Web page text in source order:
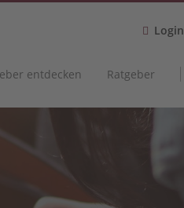
Login
entdecken Ratgeber